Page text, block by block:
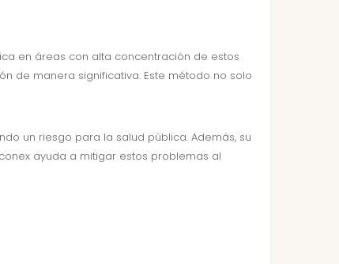
en áreas con alta concentración de estos
de manera significativa. Este método no solo
un riesgo para la salud pública. Además, su
ayuda a mitigar estos problemas al